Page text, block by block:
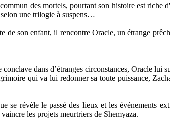
des mortels, pourtant son histoire est riche
une trilogie à suspens…
son enfant, il rencontre Oracle, un étrange
dans d’étranges circonstances, Oracle lui
qui va lui redonner sa toute puissance,
se révèle le passé des lieux et les événements
les projets meurtriers de Shemyaza.